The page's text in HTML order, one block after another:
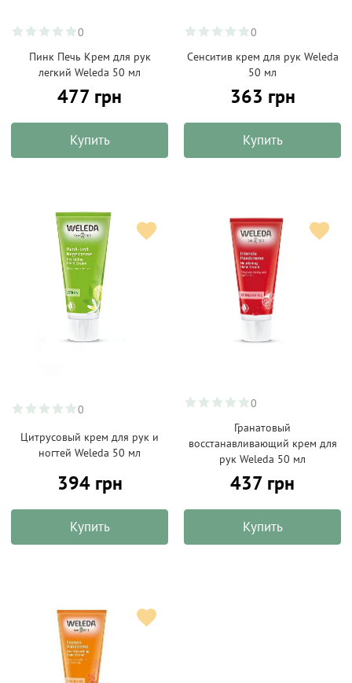
0
Пинк Печь Крем для рук
легкий Weleda 50 мл
477 грн
Купить
0
Сенситив крем для рук Weleda
50 мл
363 грн
Купить
0
Цитрусовый крем для рук и
ногтей Weleda 50 мл
394 грн
Купить
0
Гранатовый
восстанавливающий крем для
рук Weleda 50 мл
437 грн
Купить